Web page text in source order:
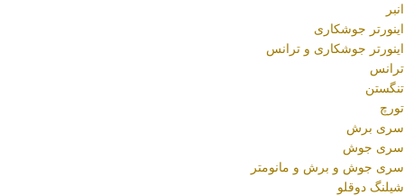
انبر
اینورتر جوشکاری
اینورتر جوشکاری و ترانس
ترانس
تنگستن
تورچ
سری برش
سری جوش
سری جوش و برش و مانومتر
شیلنگ دوقلو